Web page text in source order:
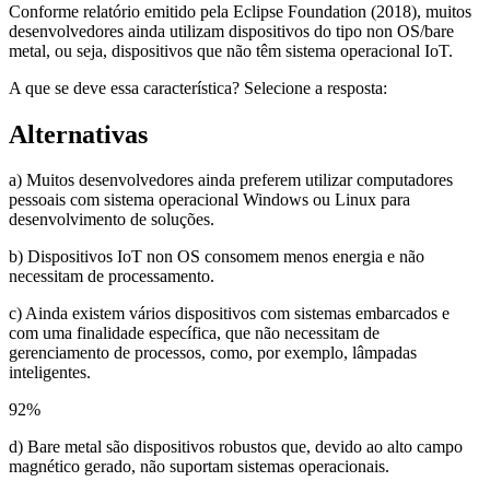
Conforme relatório emitido pela Eclipse Foundation (2018), muitos
desenvolvedores ainda utilizam dispositivos do tipo non OS/bare
metal, ou seja, dispositivos que não têm sistema operacional IoT.
A que se deve essa característica? Selecione a resposta:
Alternativas
a) Muitos desenvolvedores ainda preferem utilizar computadores
pessoais com sistema operacional Windows ou Linux para
desenvolvimento de soluções.
b) Dispositivos IoT non OS consomem menos energia e não
necessitam de processamento.
c) Ainda existem vários dispositivos com sistemas embarcados e
com uma finalidade específica, que não necessitam de
gerenciamento de processos, como, por exemplo, lâmpadas
inteligentes.
92%
d) Bare metal são dispositivos robustos que, devido ao alto campo
magnético gerado, não suportam sistemas operacionais.